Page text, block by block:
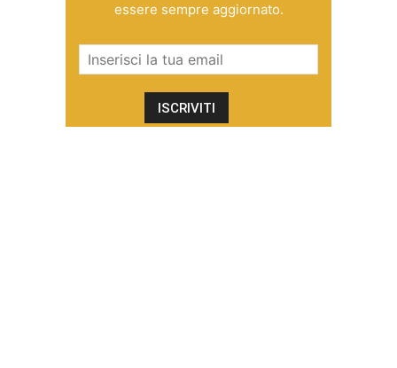
essere sempre aggiornato.